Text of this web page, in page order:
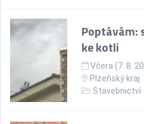
Poptávám:
ke kotli
Včera (7. 8.
Plzeňský kraj
Stavebnictví